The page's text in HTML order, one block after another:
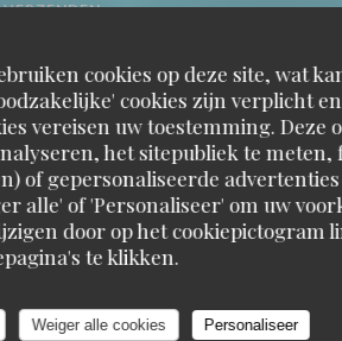
cookies op deze site, wat
cookies zijn verplicht
vereisen uw toestemming. Deze
het sitepubliek te meten,
of gepersonaliseerde
alle' of 'Personaliseer' om uw
door op het cookiepictogram
te klikken.
Weiger alle cookies Personaliseer
L'Estival